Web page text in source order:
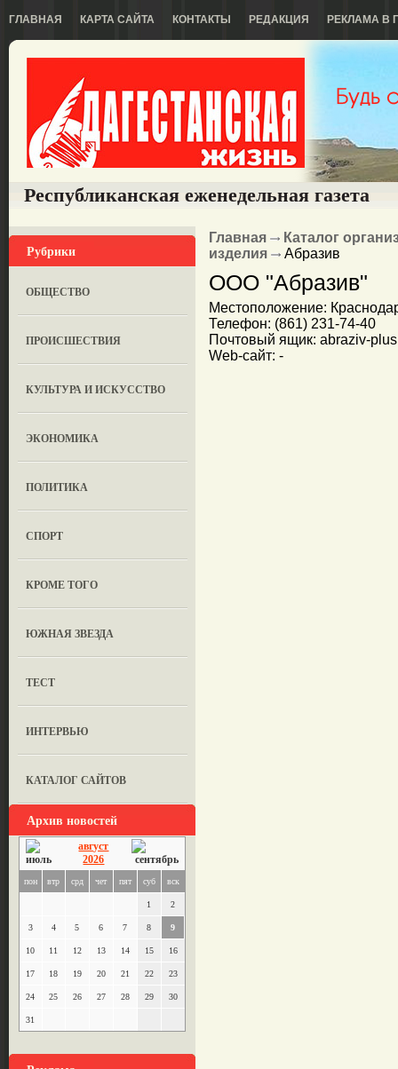
ГЛАВНАЯ КАРТА САЙТА КОНТАКТЫ РЕДАКЦИЯ РЕКЛАМА В
Республиканская еженедельная газета
Рубрики
ОБЩЕСТВО
ПРОИСШЕСТВИЯ
КУЛЬТУРА И ИСКУССТВО
ЭКОНОМИКА
ПОЛИТИКА
СПОРТ
КРОМЕ ТОГО
ЮЖНАЯ ЗВЕЗДА
ТЕСТ
ИНТЕРВЬЮ
КАТАЛОГ САЙТОВ
Архив новостей
август
2026
пон втр срд чет пят суб вск
1 2
3 4 5 6 7 8 9
10 11 12 13 14 15 16
17 18 19 20 21 22 23
24 25 26 27 28 29 30
31
Главная
Каталог
изделия
Абразив
ООО "Абразив"
Местоположение:
Телефон: (861) 231-74-40
Почтовый ящик: abraziv-
Web-сайт: -